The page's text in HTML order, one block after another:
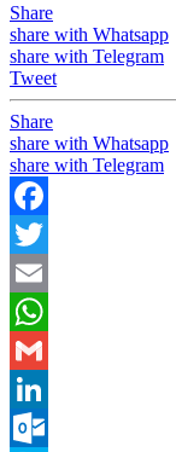
Share
share with Whatsapp
share with Telegram
Tweet
Share
share with Whatsapp
share with Telegram
Facebook
Twitter
Email
WhatsApp
Gmail
LinkedIn